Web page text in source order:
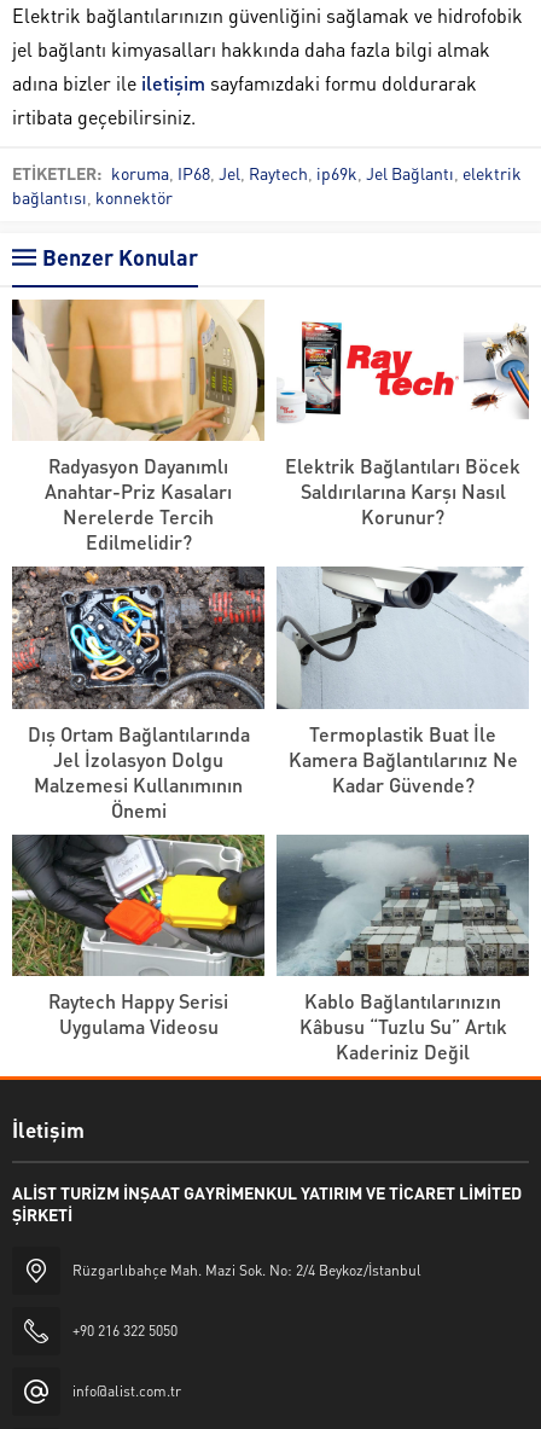
Elektrik bağlantılarınızın güvenliğini sağlamak ve hidrofobik
jel bağlantı kimyasalları hakkında daha fazla bilgi almak
adına bizler ile iletişim sayfamızdaki formu doldurarak
irtibata geçebilirsiniz.
ETİKETLER: koruma IP68 Jel Raytech ip69k Jel Bağlantı elektrik
bağlantısı konnektör
Benzer Konular
Radyasyon Dayanımlı
Anahtar-Priz Kasaları
Nerelerde Tercih
Edilmelidir?
Elektrik Bağlantıları Böcek
Saldırılarına Karşı Nasıl
Korunur?
Dış Ortam Bağlantılarında
Jel İzolasyon Dolgu
Malzemesi Kullanımının
Önemi
Termoplastik Buat İle
Kamera Bağlantılarınız Ne
Kadar Güvende?
Raytech Happy Serisi
Uygulama Videosu
Kablo Bağlantılarınızın
Kâbusu “Tuzlu Su” Artık
Kaderiniz Değil
İletişim
ALİST TURİZM İNŞAAT GAYRİMENKUL YATIRIM VE TİCARET LİMİTED
ŞİRKETİ
Rüzgarlıbahçe Mah. Mazi Sok. No: 2/4 Beykoz/İstanbul
+90 216 322 5050
info@alist.com.tr